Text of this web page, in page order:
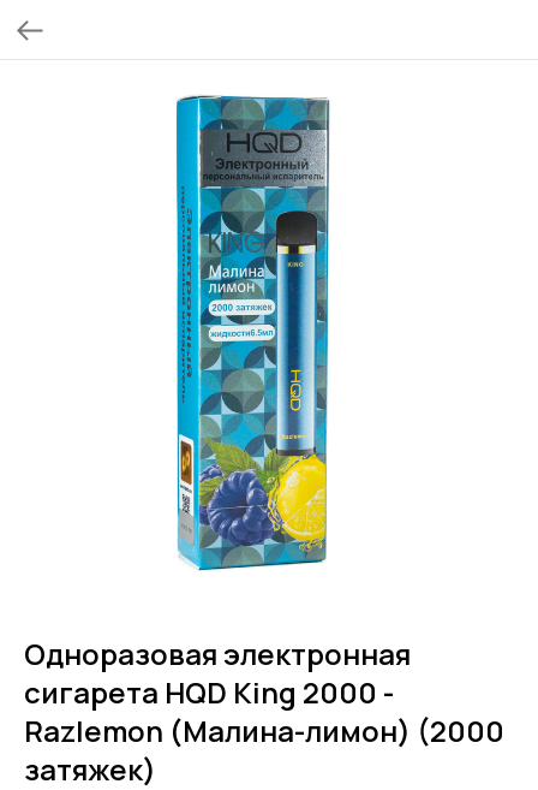
Одноразовая электронная
сигарета HQD King 2000 -
Razlemon (Малина-лимон) (2000
затяжек)